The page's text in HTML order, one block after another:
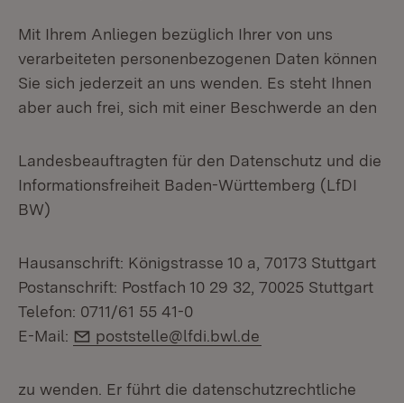
Mit Ihrem Anliegen bezüglich Ihrer von uns
verarbeiteten personenbezogenen Daten können
Sie sich jederzeit an uns wenden. Es steht Ihnen
aber auch frei, sich mit einer Beschwerde an den
Landesbeauftragten für den Datenschutz und die
Informationsfreiheit Baden-Württemberg (LfDI
BW)
Hausanschrift: Königstrasse 10 a, 70173 Stuttgart
Postanschrift: Postfach 10 29 32, 70025 Stuttgart
Telefon: 0711/61 55 41-0
E-Mail:
E-Mail:
poststelle@lfdi.bwl.de
zu wenden. Er führt die datenschutzrechtliche